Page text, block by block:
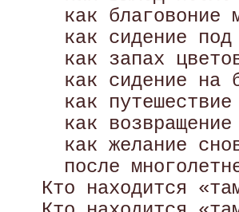
как благовоние
как сидение
как запах
как сидение на
как
как
как желание
после
Кто находится